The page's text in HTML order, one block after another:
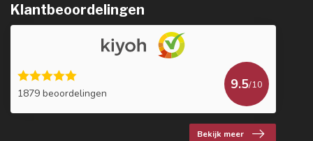
Klantbeoordelingen
1879 beoordelingen
9.5/10
Bekijk meer